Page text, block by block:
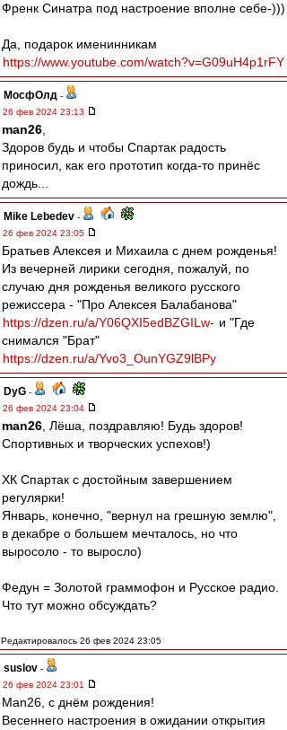
Френк Синатра под настроение вполне себе-)))
Да, подарок именинникам
https://www.youtube.com/watch?v=G09uH4p1rFY
МосфОлд -
26 фев 2024 23:13
man26
Здоров будь и чтобы Спартак радость
приносил, как его прототип когда-то принёс
дождь...
Mike Lebedev -
26 фев 2024 23:05
Братьев Алексея и Михаила с днем рожденья!
Из вечерней лирики сегодня, пожалуй, по
случаю дня рожденья великого русского
режиссера - "Про Алексея Балабанова"
https://dzen.ru/a/Y06QXI5edBZGILw- и "Где
снимался "Брат"
https://dzen.ru/a/Yvo3_OunYGZ9lBPy
DyG -
26 фев 2024 23:04
man26 , Лёша, поздравляю! Будь здоров!
Спортивных и творческих успехов!)
ХК Спартак с достойным завершением
регулярки!
Январь, конечно, "вернул на грешную землю",
в декабре о большем мечталось, но что
выросоло - то выросло)
Федун = Золотой граммофон и Русское радио.
Что тут можно обсуждать?
Редактировалось 26 фев 2024 23:05
suslov -
26 фев 2024 23:01
Man26, с днём рождения!
Весеннего настроения в ожидании открытия